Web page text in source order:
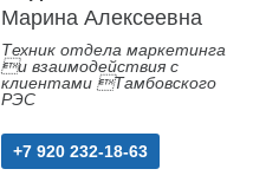
Марина Алексеевна
Техник отдела маркетинга
и взаимодействия с
клиентами Тамбовского
РЭС
+7 920 232-18-63